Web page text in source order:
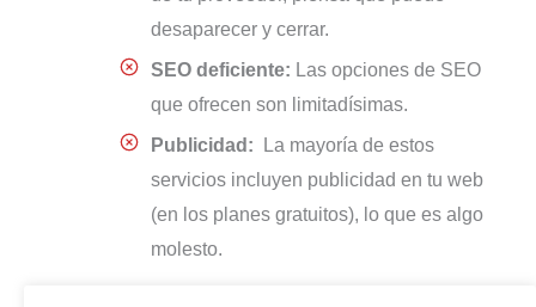
desaparecer y cerrar.
SEO deficiente: Las opciones de SEO
que ofrecen son limitadísimas.
Publicidad:
La mayoría de estos
servicios incluyen publicidad en tu web
(en los planes gratuitos), lo que es algo
molesto.